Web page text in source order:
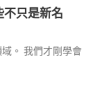
只是新名
。 我們才剛學會